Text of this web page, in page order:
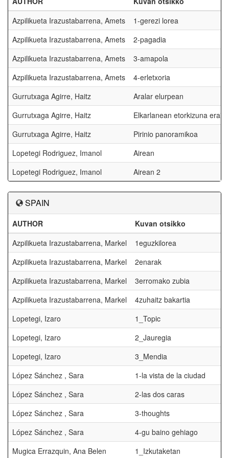
Azpilikueta Irazustabarrena, Amets
1-gerezi lorea
Azpilikueta Irazustabarrena, Amets
2-pagadia
Azpilikueta Irazustabarrena, Amets
3-amapola
Azpilikueta Irazustabarrena, Amets
4-erletxoria
Gurrutxaga Agirre, Haitz
Aralar elurpean
Gurrutxaga Agirre, Haitz
Elkarlanean etorkizuna
Gurrutxaga Agirre, Haitz
Pirinio panoramikoa
Lopetegi Rodriguez, Imanol
Airean
Lopetegi Rodriguez, Imanol
Airean 2
SPAIN
AUTHOR
Kuvan otsikko
Azpilikueta Irazustabarrena, Markel
1eguzkilorea
Azpilikueta Irazustabarrena, Markel
2enarak
Azpilikueta Irazustabarrena, Markel
3erromako zubia
Azpilikueta Irazustabarrena, Markel
4zuhaitz bakartia
Lopetegi, Izaro
1_Topic
Lopetegi, Izaro
2_Jauregia
Lopetegi, Izaro
3_Mendia
López Sánchez , Sara
1-la vista de la ciudad
López Sánchez , Sara
2-las dos caras
López Sánchez , Sara
3-thoughts
López Sánchez , Sara
4-gu baino gehiago
Mugica Errazquin, Ana Belen
1_Izkutaketan